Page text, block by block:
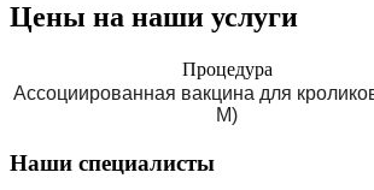
Цены на наши услуги
Процедура
Ассоциированная вакцина для
М)
Наши специалисты